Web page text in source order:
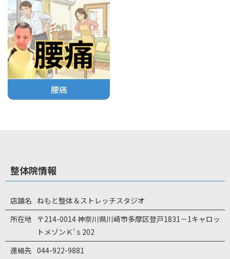
腰痛
整体院情報
店舗名 ねもと整体＆ストレッチスタジオ
所在地
〒214-0014 神奈川県川崎市多摩区登戸1831－1キャロッ
トメゾンＫ’ｓ202
連絡先 044-922-9881